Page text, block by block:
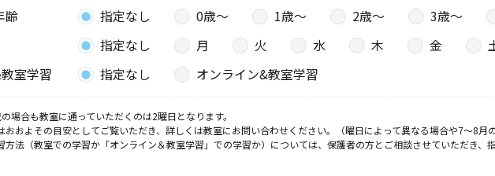
齢 指定なし 0歳〜 1歳〜 2歳〜 3歳〜
指定なし 月 火 水 木 金
室学習
指定なし オンライン&教室学習
場合も教室に通っていただくのは2曜日となります。
およその目安としてご覧いただき、詳しくは教室にお問い合わせください。（曜日によって異なる場合や7～8月
法（教室での学習か「オンライン＆教室学習」での学習か）については、保護者の方とご相談させていただき、指